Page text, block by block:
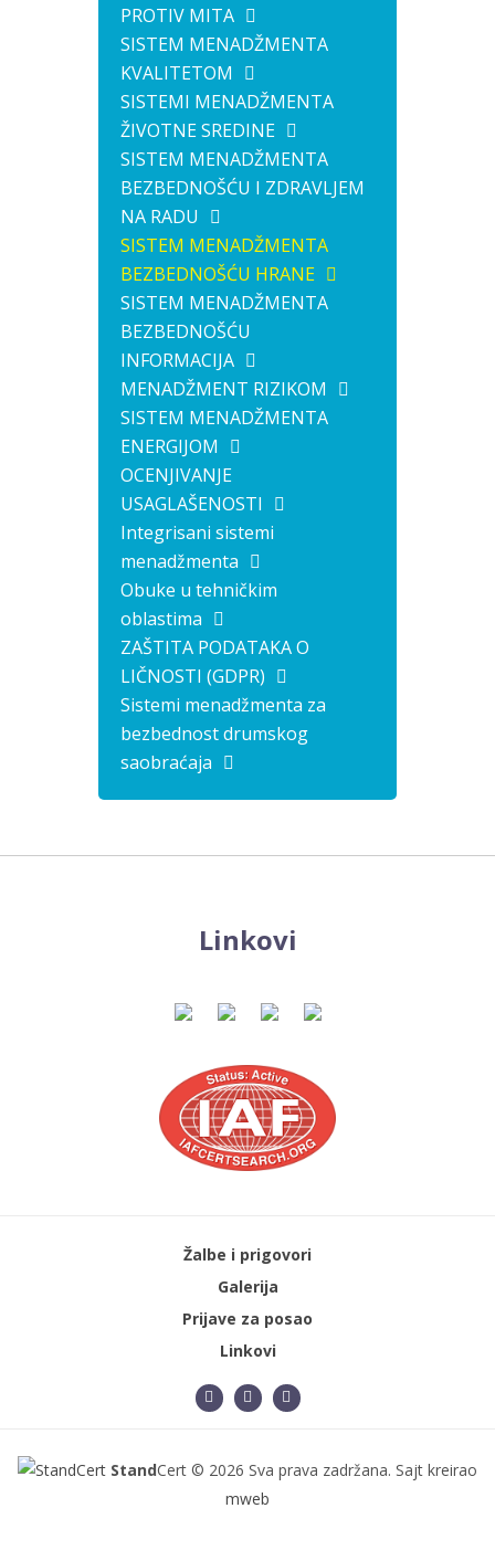
PROTIV MITA
SISTEM MENADŽMENTA
KVALITETOM
SISTEMI MENADŽMENTA
ŽIVOTNE SREDINE
SISTEM MENADŽMENTA
BEZBEDNOŠĆU I ZDRAVLJEM
NA RADU
SISTEM MENADŽMENTA
BEZBEDNOŠĆU HRANE
SISTEM MENADŽMENTA
BEZBEDNOŠĆU
INFORMACIJA
MENADŽMENT RIZIKOM
SISTEM MENADŽMENTA
ENERGIJOM
OCENJIVANJE
USAGLAŠENOSTI
Integrisani sistemi
menadžmenta
Obuke u tehničkim
oblastima
ZAŠTITA PODATAKA O
LIČNOSTI (GDPR)
Sistemi menadžmenta za
bezbednost drumskog
saobraćaja
Linkovi
Žalbe i prigovori
Galerija
Prijave za posao
Linkovi
StandCert © 2026 Sva prava zadržana. Sajt kreirao
mweb